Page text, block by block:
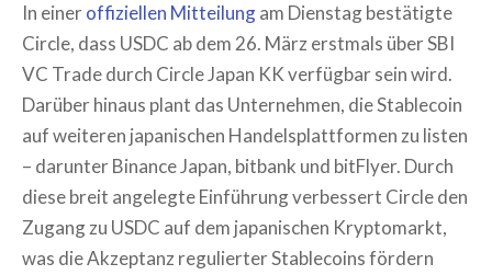
In eineroffiziellen Mitteilungam Dienstag bestätigte
Circle, dass USDC ab dem 26. März erstmals über SBI
VC Trade durch Circle Japan KK verfügbar sein wird.
Darüber hinaus plant das Unternehmen, die Stablecoin
auf weiteren japanischen Handelsplattformen zu listen
– darunter Binance Japan, bitbank und bitFlyer. Durch
diese breit angelegte Einführung verbessert Circle den
Zugang zu USDC auf dem japanischen Kryptomarkt,
was die Akzeptanz regulierter Stablecoins fördern